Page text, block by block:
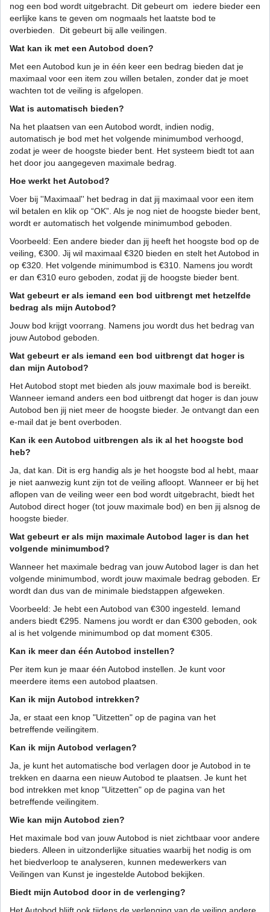
nog een bod wordt uitgebracht. Dit gebeurt om iedere bieder een
eerlijke kans te geven om nogmaals het laatste bod te
overbieden. Dit gebeurt bij alle veilingen.
Wat kan ik met een Autobod doen?
Met een Autobod kun je in één keer een bedrag bieden dat je
maximaal voor een item zou willen betalen, zonder dat je moet
wachten tot de veiling is afgelopen.
Wat is automatisch bieden?
Na het plaatsen van een Autobod wordt, indien nodig,
automatisch je bod met het volgende minimumbod verhoogd,
zodat je weer de hoogste bieder bent. Het systeem biedt tot aan
het door jou aangegeven maximale bedrag.
Hoe werkt het Autobod?
Voer bij ''Maximaal'' het bedrag in dat jij maximaal voor een item
wil betalen en klik op “OK”. Als je nog niet de hoogste bieder bent,
wordt er automatisch het volgende minimumbod geboden.
Voorbeeld: Een andere bieder dan jij heeft het hoogste bod op de
veiling, €300. Jij wil maximaal €320 bieden en stelt het Autobod in
op €320. Het volgende minimumbod is €310. Namens jou wordt
er dan €310 euro geboden, zodat jij de hoogste bieder bent.
Wat gebeurt er als iemand een bod uitbrengt met hetzelfde
bedrag als mijn Autobod?
Jouw bod krijgt voorrang. Namens jou wordt dus het bedrag van
jouw Autobod geboden.
Wat gebeurt er als iemand een bod uitbrengt dat hoger is
dan mijn Autobod?
Het Autobod stopt met bieden als jouw maximale bod is bereikt.
Wanneer iemand anders een bod uitbrengt dat hoger is dan jouw
Autobod ben jij niet meer de hoogste bieder. Je ontvangt dan een
e-mail dat je bent overboden.
Kan ik een Autobod uitbrengen als ik al het hoogste bod
heb?
Ja, dat kan. Dit is erg handig als je het hoogste bod al hebt, maar
je niet aanwezig kunt zijn tot de veiling afloopt. Wanneer er bij het
aflopen van de veiling weer een bod wordt uitgebracht, biedt het
Autobod direct hoger (tot jouw maximale bod) en ben jij alsnog de
hoogste bieder.
Wat gebeurt er als mijn maximale Autobod lager is dan het
volgende minimumbod?
Wanneer het maximale bedrag van jouw Autobod lager is dan het
volgende minimumbod, wordt jouw maximale bedrag geboden. Er
wordt dan dus van de minimale biedstappen afgeweken.
Voorbeeld: Je hebt een Autobod van €300 ingesteld. Iemand
anders biedt €295. Namens jou wordt er dan €300 geboden, ook
al is het volgende minimumbod op dat moment €305.
Kan ik meer dan één Autobod instellen?
Per item kun je maar één Autobod instellen. Je kunt voor
meerdere items een autobod plaatsen.
Kan ik mijn Autobod intrekken?
Ja, er staat een knop "Uitzetten" op de pagina van het
betreffende veilingitem.
Kan ik mijn Autobod verlagen?
Ja, je kunt het automatische bod verlagen door je Autobod in te
trekken en daarna een nieuw Autobod te plaatsen. Je kunt het
bod intrekken met knop "Uitzetten" op de pagina van het
betreffende veilingitem.
Wie kan mijn Autobod zien?
Het maximale bod van jouw Autobod is niet zichtbaar voor andere
bieders. Alleen in uitzonderlijke situaties waarbij het nodig is om
het biedverloop te analyseren, kunnen medewerkers van
Veilingen van Kunst je ingestelde Autobod bekijken.
Biedt mijn Autobod door in de verlenging?